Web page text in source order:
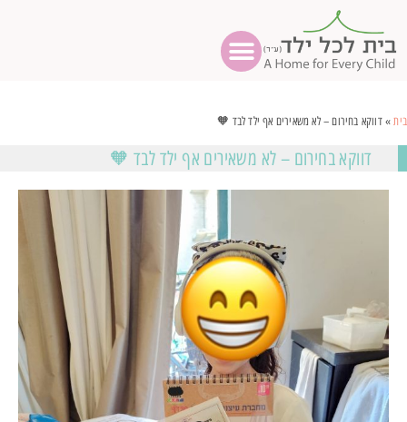
בית»דווקא בחירום – לא משאירים אף ילד לבד 🧡
דווקא בחירום – לא משאירים אף ילד לבד 🧡